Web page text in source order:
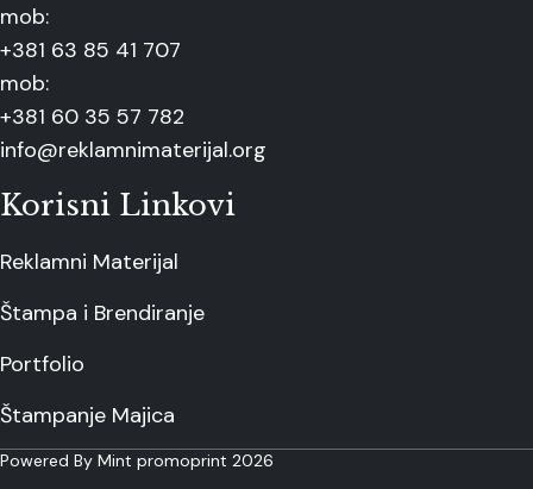
mob:
+381 63 85 41 707
mob:
+381 60 35 57 782
info@reklamnimaterijal.org
Korisni Linkovi
Reklamni Materijal
Štampa i Brendiranje
Portfolio
Štampanje Majica
Powered By Mint promoprint 2026